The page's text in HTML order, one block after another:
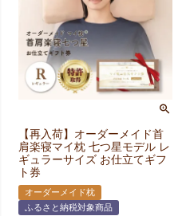
【再入荷】オーダーメイド首
肩楽寝マイ枕 七つ星モデル レ
ギュラーサイズ お仕立てギフ
ト券
オーダーメイド枕
ふるさと納税対象商品